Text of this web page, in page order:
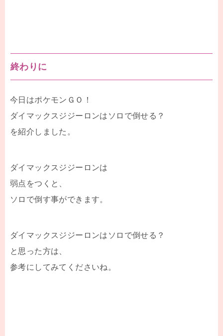
終わりに
今日はポケモンＧＯ！
ダイマックスジジーロンはソロで倒せる？
を紹介しました。
ダイマックスジジーロンは
弱点をつくと、
ソロで倒す事ができます。
ダイマックスジジーロンはソロで倒せる？
と思った方は、
参考にしてみてくださいね。